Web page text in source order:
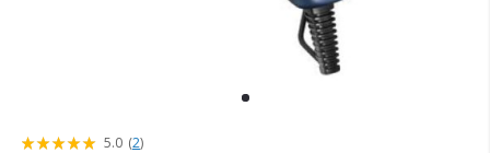
5.0 (2)